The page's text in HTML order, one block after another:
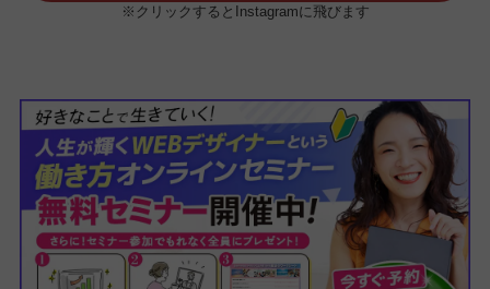
※クリックするとInstagramに飛びます